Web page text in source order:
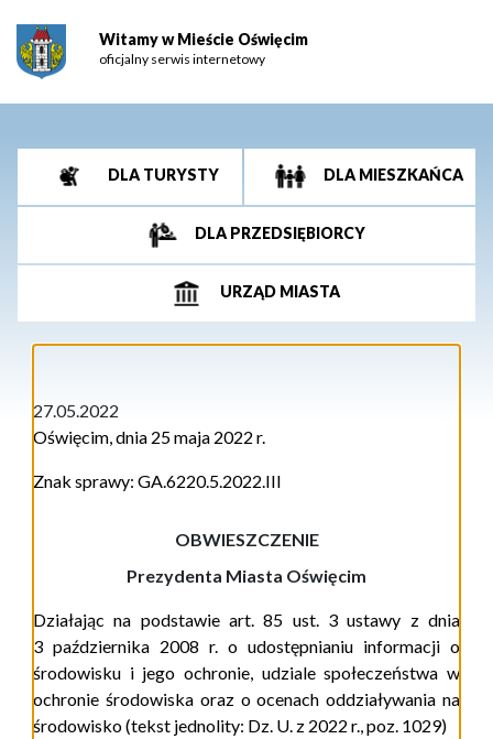
Witamy w Mieście Oświęcim
oficjalny serwis internetowy
DLA TURYSTY DLA MIESZKAŃCA
DLA PRZEDSIĘBIORCY
URZĄD MIASTA
27.05.2022
Oświęcim, dnia 25 maja 2022 r.
Znak sprawy: GA.6220.5.2022.III
OBWIESZCZENIE
Prezydenta Miasta Oświęcim
Działając na podstawie art. 85 ust. 3 ustawy z dnia
3 października 2008 r. o udostępnianiu informacji o
środowisku i jego ochronie, udziale społeczeństwa w
ochronie środowiska oraz o ocenach oddziaływania na
środowisko(tekst jednolity: Dz. U. z 2022 r., poz. 1029)